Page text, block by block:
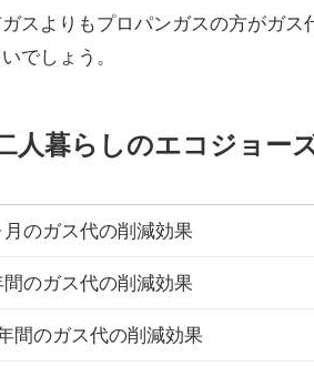
スよりもプロパンガスの方がガ
でしょう。
人暮らしのエコジョー
月のガス代の削減効果
間のガス代の削減効果
間のガス代の削減効果